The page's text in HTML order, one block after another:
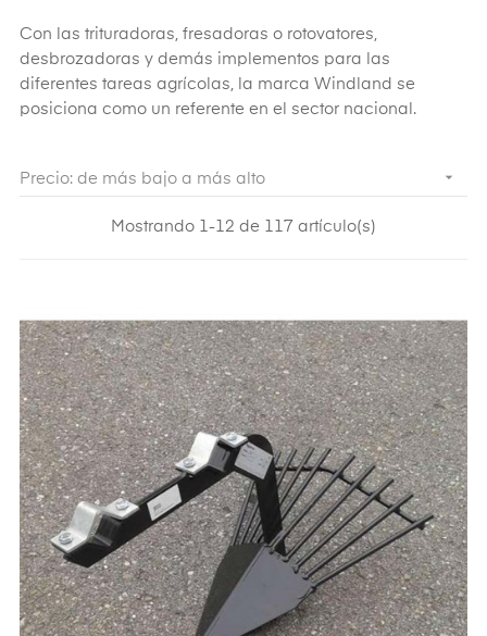
Con las trituradoras, fresadoras o rotovatores,
desbrozadoras y demás implementos para las
diferentes tareas agrícolas, la marca Windland se
posiciona como un referente en el sector nacional.
Precio: de más bajo a más alto 
Mostrando 1-12 de 117 artículo(s)